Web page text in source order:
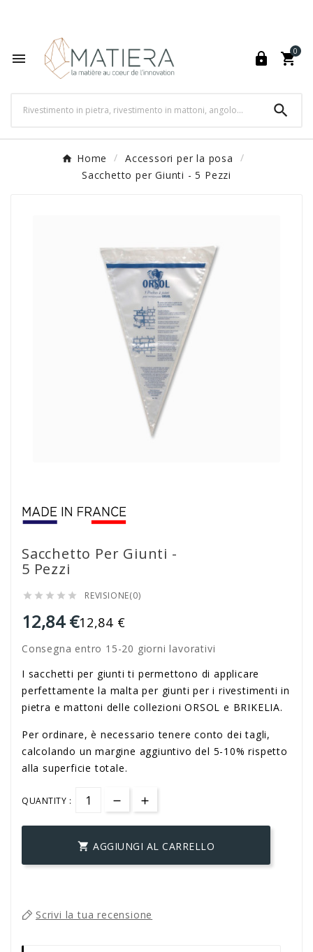
  
0

Home
Accessori per la posa
Sacchetto per Giunti - 5 Pezzi
Sacchetto Per Giunti -
5 Pezzi
     REVISIONE(0)
12,84 €12,84 €
Consegna entro 15-20 giorni lavorativi
I sacchetti per giunti ti permettono di applicare
perfettamente la malta per giunti per i rivestimenti in
pietra e mattoni delle collezioni ORSOL e BRIKELIA.
Per ordinare, è necessario tenere conto dei tagli,
calcolando un margine aggiuntivo del 5-10% rispetto
alla superficie totale.
QUANTITY :
 AGGIUNGI AL CARRELLO
Scrivi la tua recensione